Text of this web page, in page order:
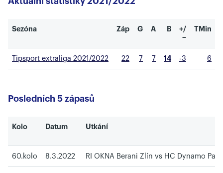
Sezóna Záp G A B
+/
−
TMin
Tipsport extraliga 2021/2022 22 7 7 14 -3 6
Posledních 5 zápasů
Kolo Datum Utkání
60.kolo 8.3.2022 RI OKNA Berani Zlín vs HC Dynamo